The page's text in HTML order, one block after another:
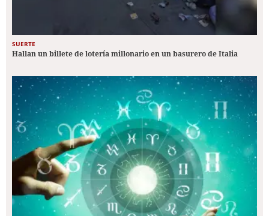
SUERTE
Hallan un billete de lotería millonario en un basurero de Italia